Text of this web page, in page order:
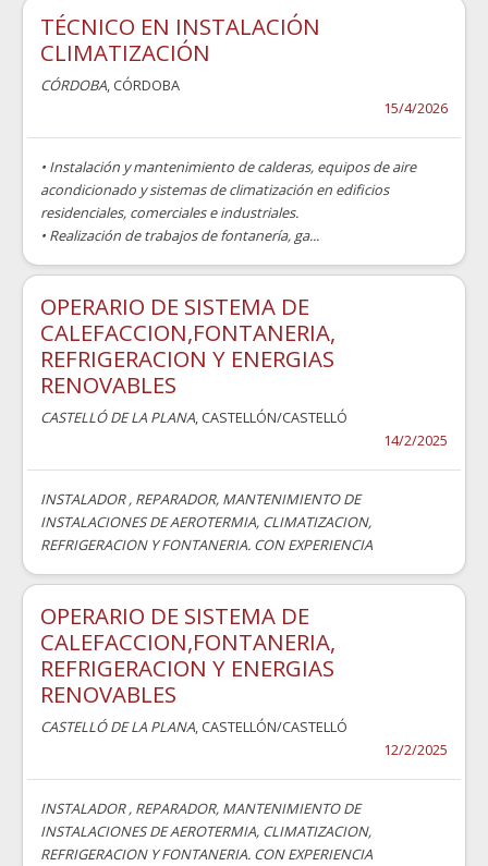
TÉCNICO EN INSTALACIÓN
CLIMATIZACIÓN
CÓRDOBA, CÓRDOBA
15/4/2026
• Instalación y mantenimiento de calderas, equipos de aire
acondicionado y sistemas de climatización en edificios
residenciales, comerciales e industriales.
• Realización de trabajos de fontanería, ga...
OPERARIO DE SISTEMA DE
CALEFACCION,FONTANERIA,
REFRIGERACION Y ENERGIAS
RENOVABLES
CASTELLÓ DE LA PLANA, CASTELLÓN/CASTELLÓ
14/2/2025
INSTALADOR , REPARADOR, MANTENIMIENTO DE
INSTALACIONES DE AEROTERMIA, CLIMATIZACION,
REFRIGERACION Y FONTANERIA. CON EXPERIENCIA
OPERARIO DE SISTEMA DE
CALEFACCION,FONTANERIA,
REFRIGERACION Y ENERGIAS
RENOVABLES
CASTELLÓ DE LA PLANA, CASTELLÓN/CASTELLÓ
12/2/2025
INSTALADOR , REPARADOR, MANTENIMIENTO DE
INSTALACIONES DE AEROTERMIA, CLIMATIZACION,
REFRIGERACION Y FONTANERIA. CON EXPERIENCIA